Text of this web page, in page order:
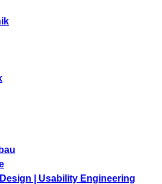
| Usability Engineering